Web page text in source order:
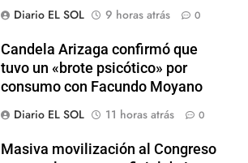
Diario EL SOL
9 horas atrás 0
Candela Arizaga confirmó que
tuvo un «brote psicótico» por
consumo con Facundo Moyano
Diario EL SOL
11 horas atrás 0
Masiva movilización al Congreso